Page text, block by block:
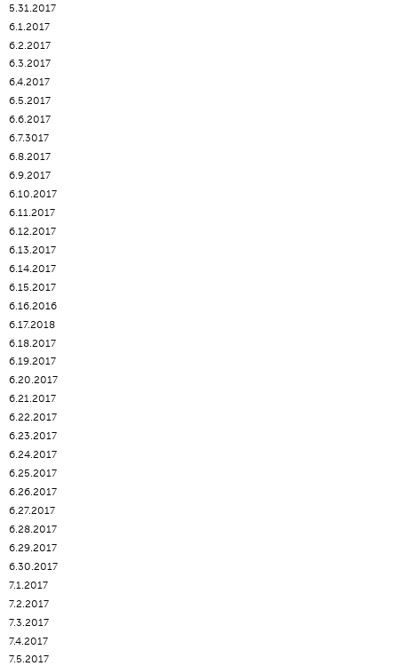
5.31.2017
6.1.2017
6.2.2017
6.3.2017
6.4.2017
6.5.2017
6.6.2017
6.7.3017
6.8.2017
6.9.2017
6.10.2017
6.11.2017
6.12.2017
6.13.2017
6.14.2017
6.15.2017
6.16.2016
6.17.2018
6.18.2017
6.19.2017
6.20.2017
6.21.2017
6.22.2017
6.23.2017
6.24.2017
6.25.2017
6.26.2017
6.27.2017
6.28.2017
6.29.2017
6.30.2017
7.1.2017
7.2.2017
7.3.2017
7.4.2017
7.5.2017